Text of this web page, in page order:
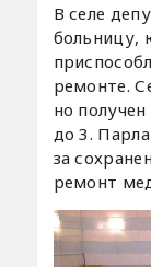
В селе
больницу,
ремонте.
но
до 3.
за
ремонт